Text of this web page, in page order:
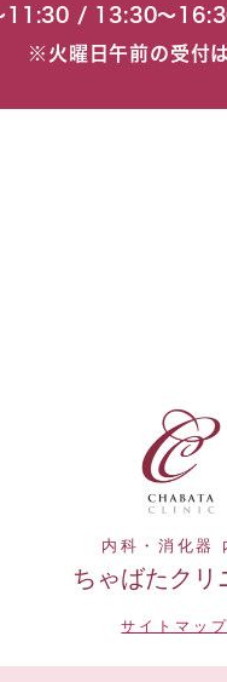
11:30 / 13:30〜
※火曜日午前の受付
内科・消化器
ちゃばたクリ
サイトマッ